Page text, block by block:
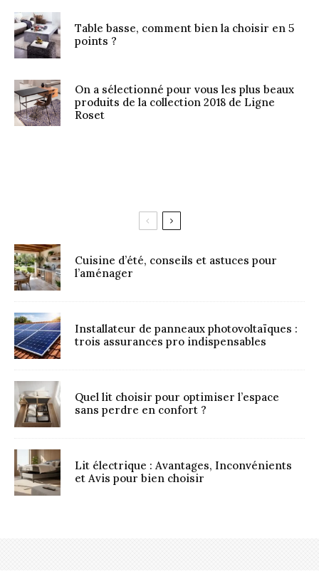
Table basse, comment bien la choisir en 5
points ?
On a sélectionné pour vous les plus beaux
produits de la collection 2018 de Ligne
Roset
Cuisine d’été, conseils et astuces pour
l’aménager
Installateur de panneaux photovoltaïques :
trois assurances pro indispensables
Quel lit choisir pour optimiser l’espace
sans perdre en confort ?
Lit électrique : Avantages, Inconvénients
et Avis pour bien choisir